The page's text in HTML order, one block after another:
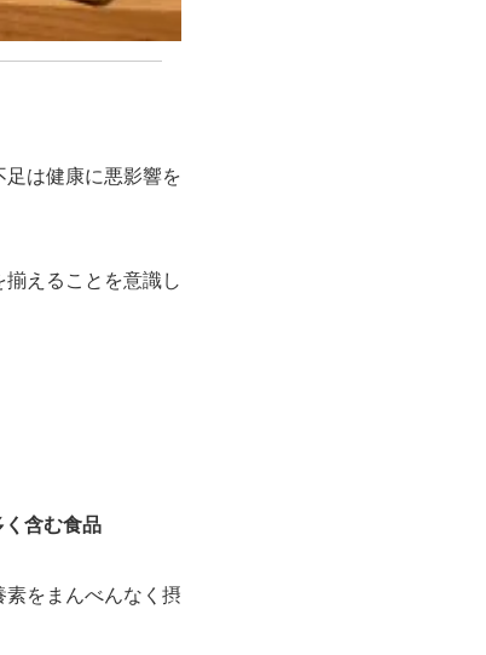
は健康に悪影響を
えることを意識し
含む食品
をまんべんなく摂